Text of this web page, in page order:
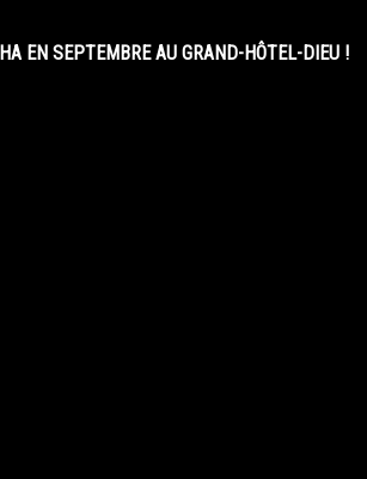
EN SEPTEMBRE AU GRAND-HÔTEL-DIEU !